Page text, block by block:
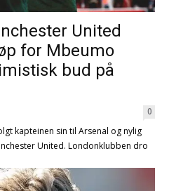
United
for Mbeumo
bud på
0
kapteinen sin til Arsenal og nylig
United. Londonklubben dro